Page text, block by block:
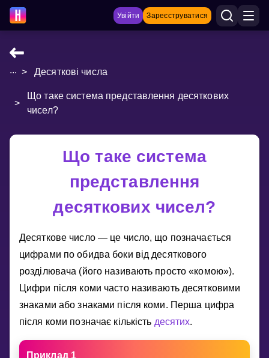
Увійти Зареєструватися
НАВЧАЛЬНІ МАТЕРІАЛИ
Curriculum
Multiplication Master
Джуніор-матем
Показати більше
Invite a Friend
НАВЧАЛЬНИЙ ПЛАН
Select curriculum
... > Десяткові числа
>
Що таке система представлення десяткових
чисел?
Що таке система
представлення
десяткових чисел?
Десяткове число — це число, що позначається
цифрами по обидва боки вiд десяткового
роздiлювача (його називають просто «комою»).
Цифри пiсля коми часто називають десятковими
знаками або знаками пiсля коми. Перша цифра
пiсля коми позначає кiлькiсть десятих.
Приклад 1